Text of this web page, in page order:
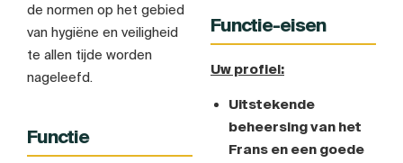
de normen op het gebied
van hygiëne en veiligheid
te allen tijde worden
nageleefd.
Functie
Functie-eisen
Uw profiel:
Uitstekende
beheersing van het
Frans en een goede